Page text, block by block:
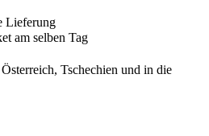
Lieferung
am selben Tag
Tschechien und in die